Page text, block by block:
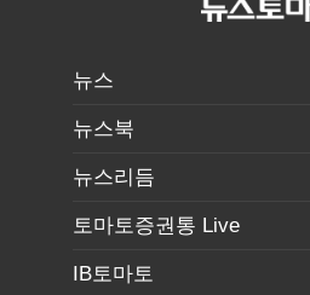
뉴스
뉴스북
뉴스리듬
토마토증권통 Live
IB토마토